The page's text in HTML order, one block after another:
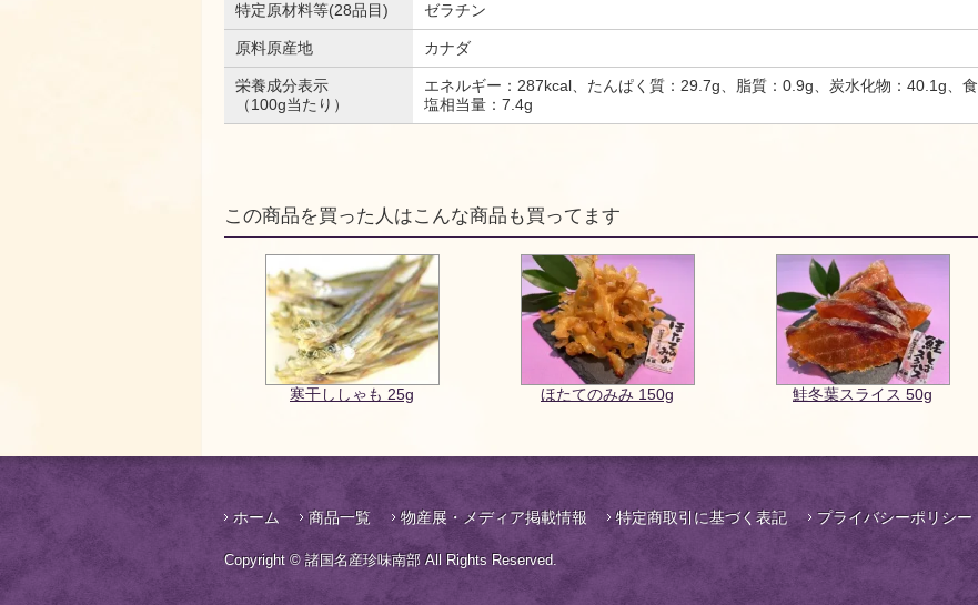
特定原材料等(28品目) ゼラチン
原料原産地 カナダ
栄養成分表示
（100g当たり）
エネルギー：287kcal、たんぱく質：29.7g、脂質：0.9g、炭水化物：40.1g、食
塩相当量：7.4g
この商品を買った人はこんな商品も買ってます
寒干ししゃも 25g ほたてのみみ 150g 鮭冬葉スライス 50g
ホーム 商品一覧 物産展・メディア掲載情報 特定商取引に基づく表記 プライバシーポリシー
Copyright © 諸国名産珍味南部 All Rights Reserved.